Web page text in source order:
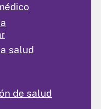
salud
de salud